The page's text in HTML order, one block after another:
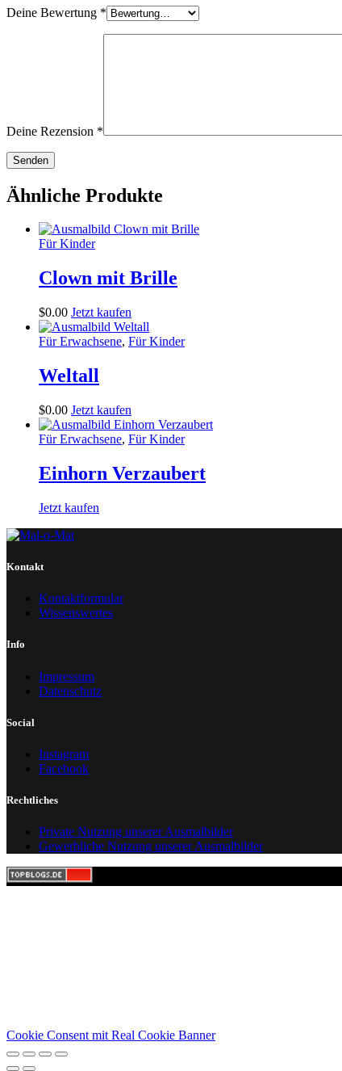
Deine Bewertung *
Deine Rezension *
Ähnliche Produkte
Für Kinder
Clown mit Brille
$0.00 Jetzt kaufen
Für Erwachsene, Für Kinder
Weltall
$0.00 Jetzt kaufen
Für Erwachsene, Für Kinder
Einhorn Verzaubert
Jetzt kaufen
Kontakt
Kontaktformular
Wissenswertes
Info
Impressum
Datenschutz
Social
Instagram
Facebook
Rechtliches
Private Nutzung unserer Ausmalbilder
Gewerbliche Nutzung unserer Ausmalbilder
Cookie Consent mit Real Cookie Banner